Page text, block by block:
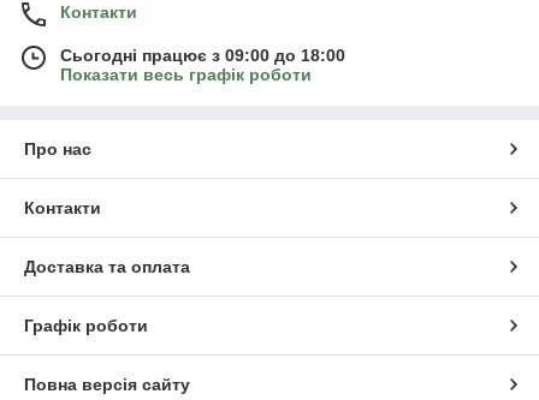
Контакти
Сьогодні працює з 09:00 до 18:00
Показати весь графік роботи
Про нас
Контакти
Доставка та оплата
Графік роботи
Повна версія сайту